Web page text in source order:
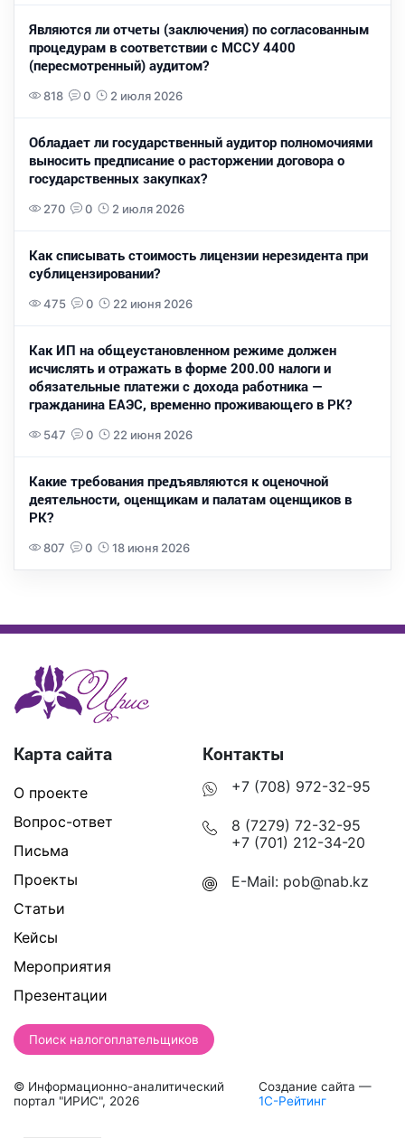
Являются ли отчеты (заключения) по согласованным
процедурам в соответствии с МССУ 4400
(пересмотренный) аудитом?
818 0 2 июля 2026
Обладает ли государственный аудитор полномочиями
выносить предписание о расторжении договора о
государственных закупках?
270 0 2 июля 2026
Как списывать стоимость лицензии нерезидента при
сублицензировании?
475 0 22 июня 2026
Как ИП на общеустановленном режиме должен
исчислять и отражать в форме 200.00 налоги и
обязательные платежи с дохода работника —
гражданина ЕАЭС, временно проживающего в РК?
547 0 22 июня 2026
Какие требования предъявляются к оценочной
деятельности, оценщикам и палатам оценщиков в
РК?
807 0 18 июня 2026
Карта сайта
О проекте
Вопрос-ответ
Письма
Проекты
Статьи
Кейсы
Мероприятия
Презентации
Контакты
+7 (708) 972-32-95
8 (7279) 72-32-95
+7 (701) 212-34-20
E-Mail: pob@nab.kz
Поиск налогоплательщиков
© Информационно-аналитический
портал "ИРИС", 2026
Создание сайта —
1С-Рейтинг